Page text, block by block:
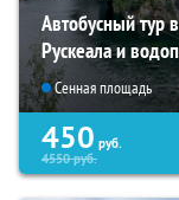
Автобусный тур
Рускеала и
Сенная площадь
450 руб.
4550руб.